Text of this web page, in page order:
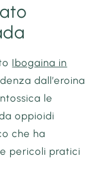
Ibogaina in
dall’eroina
le
oppioidi
che ha
pericoli pratici